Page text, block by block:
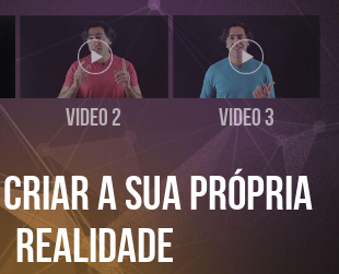
Video 2 Video 3
Criar a sua própria
realidade